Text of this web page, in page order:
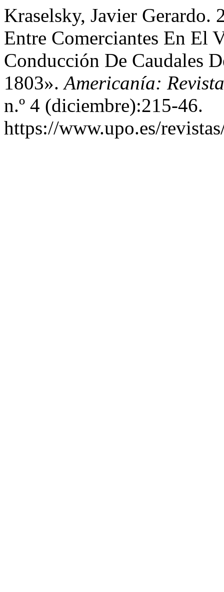
Kraselsky, Javier
Entre Comerciantes En El
Conducción De Caudales
1803».Americanía:
n.º 4 (diciembre):215-46.
https://www.upo.es/